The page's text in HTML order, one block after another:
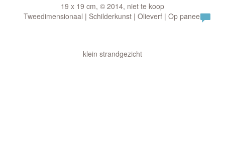
19 x 19 cm, © 2014, niet te koop
Tweedimensionaal | Schilderkunst | Olieverf | Op paneel
klein strandgezicht